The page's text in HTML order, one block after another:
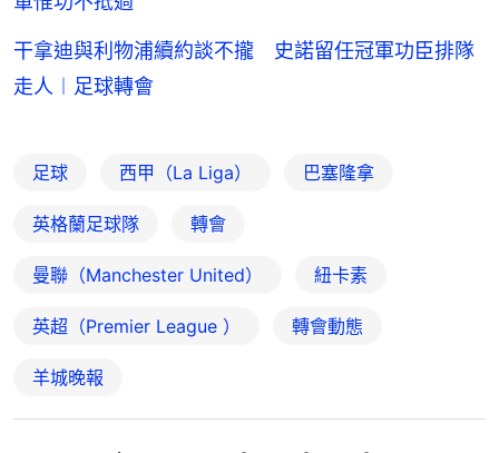
干拿迪與利物浦續約談不攏 史諾留任冠軍功臣排隊
走人︱足球轉會
足球 西甲（La Liga） 巴塞隆拿
英格蘭足球隊 轉會
曼聯（Manchester United） 紐卡素
英超（Premier League ） 轉會動態
羊城晚報